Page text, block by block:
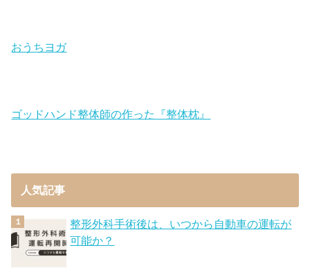
おうちヨガ
ゴッドハンド整体師の作った『整体枕』
人気記事
整形外科手術後は、いつから自動車の運転が
可能か？